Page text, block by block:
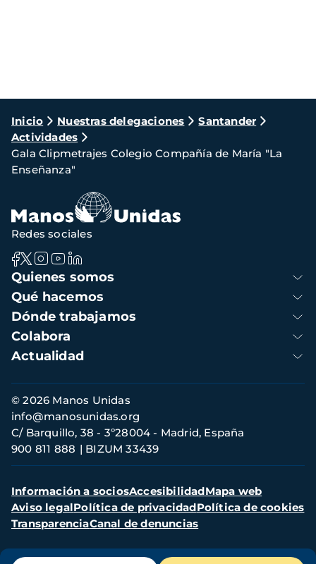
Ruta
de
navegación
Inicio Nuestras delegaciones
Santander
Actividades
Gala Clipmetrajes Colegio Compañía de María "La
Enseñanza"
Navegación
principal
Quienes somos
Qué hacemos
Dónde trabajamos
Colabora
Actualidad
Redes sociales
Información
de
contacto
© 2026 Manos Unidas
C/ Barquillo, 38 - 3º28004 - Madrid, España
900 811 888
BIZUM 33439
info@manosunidas.org
Menú
secundario
Información a sociosAccesibilidadMapa web
Aviso legalPolítica de privacidadPolítica de cookies
TransparenciaCanal de denuncias